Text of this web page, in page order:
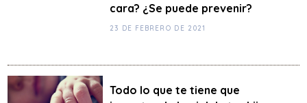
cara? ¿Se puede prevenir?
23 DE FEBRERO DE 2021
Todo lo que te tiene que